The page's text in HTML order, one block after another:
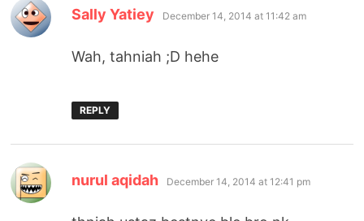
Sally Yatiey says:
December 14, 2014 at 11:42 am
Wah, tahniah ;D hehe
REPLY
nurul aqidah says:
December 14, 2014 at 12:41 pm